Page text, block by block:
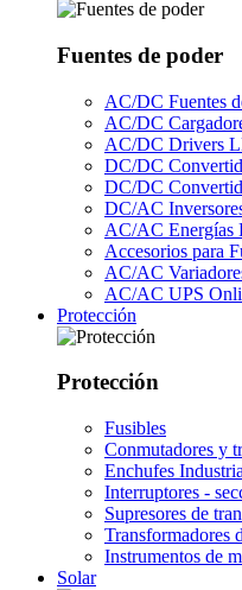
Fuentes de poder
AC/DC Fuentes
AC/DC
AC/DC Drivers
DC/DC
DC/DC
DC/AC
AC/AC Energías
Accesorios para
AC/AC
AC/AC UPS
Protección
Protección
Fusibles
Conmutadores y
Enchufes
Interruptores -
Supresores de
Transformadores
Instrumentos de
Solar